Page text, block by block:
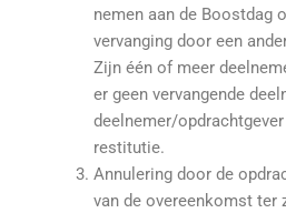
nemen aan de Boostdag
vervanging door een
Zijn één of meer
er geen vervangende
deelnemer/
restitutie.
Annulering door de
van de overeenkomst ter